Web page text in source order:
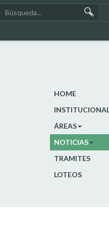
HOME
ÁREAS
NOTICIAS
TRAMITES
LOTEOS